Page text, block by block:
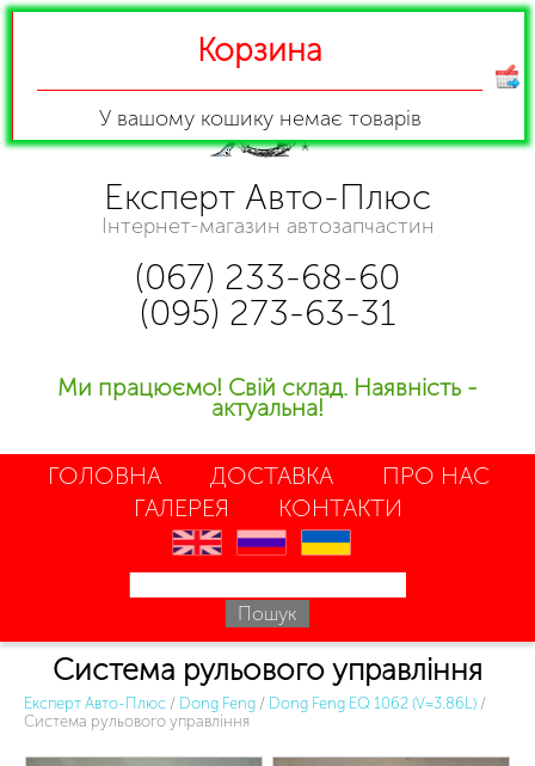
Експерт Авто-Плюс
Інтернет-магазин автозапчастин
(067) 233-68-60
(095) 273-63-31
Ми працюємо! Свій склад. Наявність -
актуальна!
ГОЛОВНА ДОСТАВКА
ПРО НАС
ГАЛЕРЕЯ
КОНТАКТИ
en ru uk
Система рульового управління
Експерт Авто-Плюс / Dong Feng / Dong Feng EQ 1062 (V=3.86L) /
Система рульового управління
Корзина
У вашому кошику немає товарів